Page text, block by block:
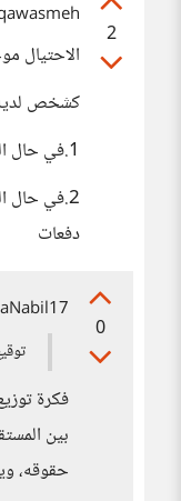
2
الاحتيال
كشخص لديه
1.في حال العمل كان من خلال احد المواقع الالكترونية لا اقبل في التعامل الخارجي من ناحية الامور الماديه ابدا
2.في حال
دفعات
0
فكرة
بين
حقوقه،